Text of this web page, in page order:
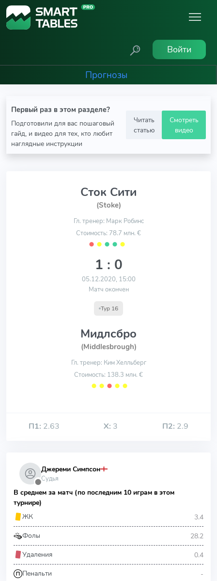
Войти
Прогнозы
Первый раз в этом разделе?
Подготовили для вас пошаговый
гайд, и видео для тех, кто любит
наглядные инструкции
Читать
статью
Смотреть
видео
Сток Сити
(Stoke)
Гл. тренер: Марк Робинс
Стоимость: 78.7 млн. €
⬤ ⬤ ⬤ ⬤ ⬤
1 : 0
05.12.2020, 15:00
Матч окончен
Тур 16
Мидлсбро
(Middlesbrough)
Гл. тренер: Ким Хелльберг
Стоимость: 138.3 млн. €
⬤ ⬤ ⬤ ⬤ ⬤
П1: 2.63 Х: 3 П2: 2.9
⬤
Джереми Симпсон
Судья
В среднем за матч (по последним 10 играм в этом
турнире)
ЖК
3.4
Фолы 28.2
Удаления 0.4
Пенальти -